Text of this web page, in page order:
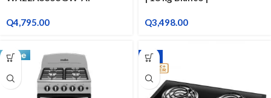
Q4,795.00
Q3,498.00
-9%